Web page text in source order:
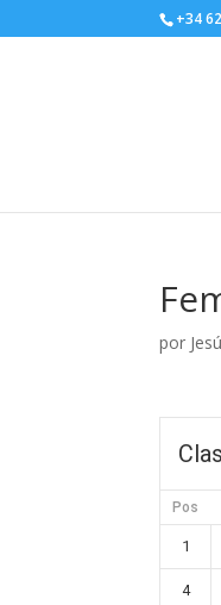
+34
por
Pos
1
4